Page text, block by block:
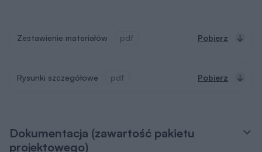
Zestawienie materiałów pdf Pobierz
Rysunki szczegółowe pdf Pobierz
Dokumentacja (zawartość pakietu
projektowego)